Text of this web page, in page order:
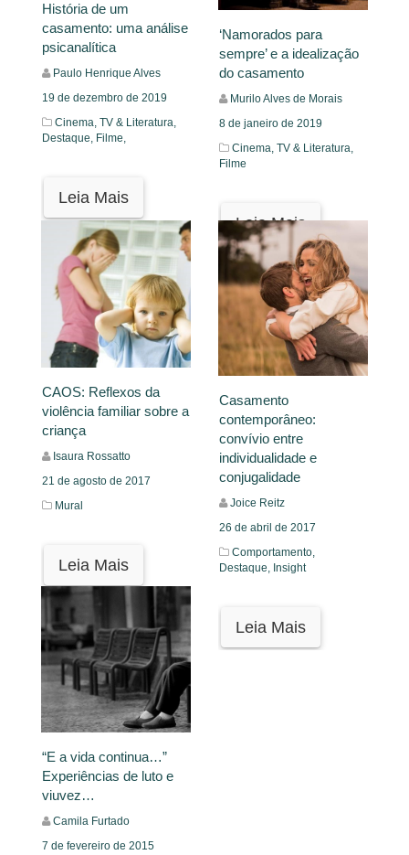
História de um
casamento: uma análise
psicanalítica
Paulo Henrique Alves
19 de dezembro de 2019
Cinema, TV & Literatura,
Destaque, Filme,
Leia Mais
‘Namorados para
sempre’ e a idealização
do casamento
Murilo Alves de Morais
8 de janeiro de 2019
Cinema, TV & Literatura,
Filme
Leia Mais
CAOS: Reflexos da
violência familiar sobre a
criança
Isaura Rossatto
21 de agosto de 2017
Mural
Leia Mais
Casamento
contemporâneo:
convívio entre
individualidade e
conjugalidade
Joice Reitz
26 de abril de 2017
Comportamento,
Destaque, Insight
Leia Mais
“E a vida continua…”
Experiências de luto e
viuvez…
Camila Furtado
7 de fevereiro de 2015